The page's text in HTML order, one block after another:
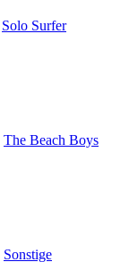
Solo Surfer
The Beach Boys
Sonstige